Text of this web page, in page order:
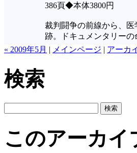
386頁◆本体3800円
裁判闘争の前線から、
跡。ドキュメンタリーの
« 2009年5月 | メインページ | アーカ
検索
このアーカイ